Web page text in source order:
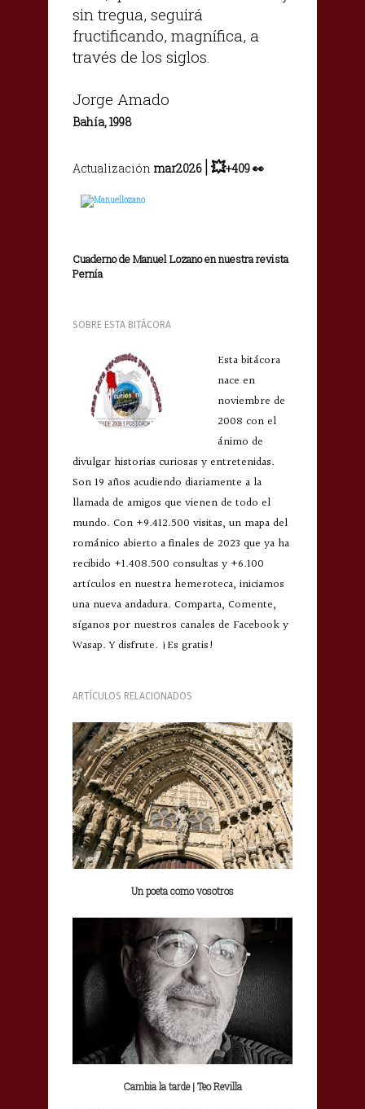
sin tregua, seguirá
fructificando, magnífica, a
través de los siglos.
Jorge Amado
Bahía, 1998
Actualización mar2026 |💥+409 👀
Cuaderno de Manuel Lozano en nuestra revista
Pernía
SOBRE ESTA BITÁCORA
Esta bitácora
nace en
noviembre de
2008 con el
ánimo de
divulgar historias curiosas y entretenidas.
Son 19 años acudiendo diariamente a la
llamada de amigos que vienen de todo el
mundo. Con +9.412.500 visitas, un mapa del
románico abierto a finales de 2023 que ya ha
recibido +1.408.500 consultas y +6.100
artículos en nuestra hemeroteca, iniciamos
una nueva andadura. Comparta, Comente,
síganos por nuestros canales de Facebook y
Wasap. Y disfrute. ¡Es gratis!
ARTÍCULOS RELACIONADOS
Un poeta como vosotros
Cambia la tarde | Teo Revilla